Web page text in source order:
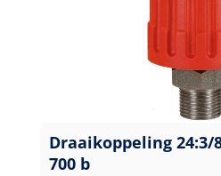
Draaikoppeling 24:3/
700 b